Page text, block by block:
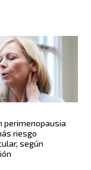
perimenopausia
riesgo
según